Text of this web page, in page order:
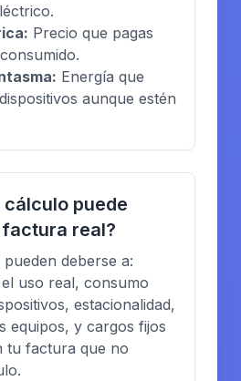
Precio que pagas
Energía que
aunque estén
cálculo puede
real?
deberse a:
uso real, consumo
estacionalidad,
equipos, y cargos fijos
tu factura que no